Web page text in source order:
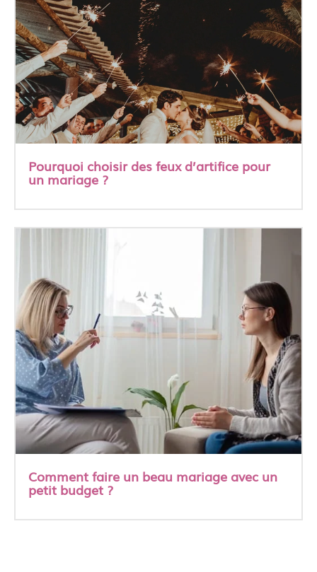
Pourquoi choisir des feux d’artifice pour
un mariage ?
Comment faire un beau mariage avec un
petit budget ?